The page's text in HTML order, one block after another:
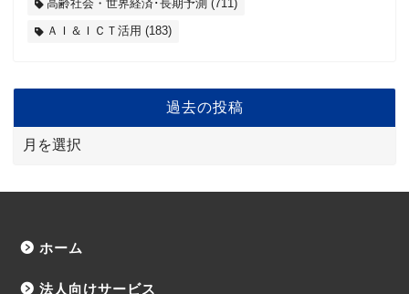
高齢社会・世界経済･長期予測 (711)
ＡＩ＆ＩＣＴ活用 (183)
過去の投稿
ホーム
法人向けサービス